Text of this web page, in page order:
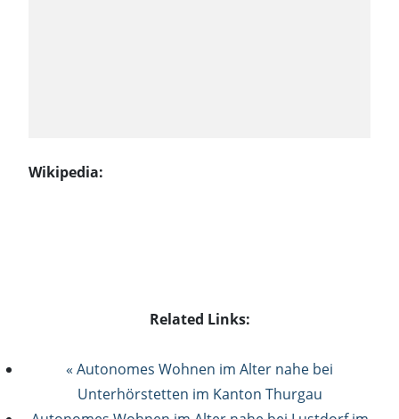
Wikipedia:
Related Links:
« Autonomes Wohnen im Alter nahe bei
Unterhörstetten im Kanton Thurgau